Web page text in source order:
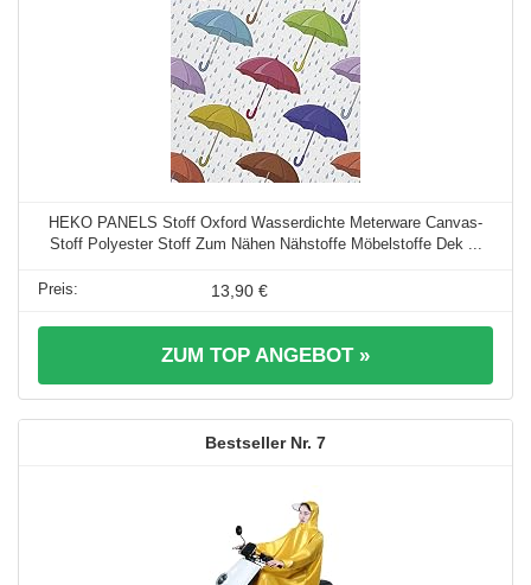
HEKO PANELS Stoff Oxford Wasserdichte Meterware Canvas-
Stoff Polyester Stoff Zum Nähen Nähstoffe Möbelstoffe Dek ...
13,90 €
ZUM TOP ANGEBOT »
7